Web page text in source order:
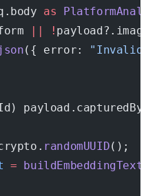
as
|| !
({ error: "Invalid
randomUUID();
= buildEmbeddingText